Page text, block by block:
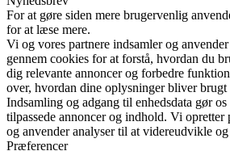
For at gøre siden mere brugervenlig
for at læse mere.
Vi og vores partnere indsamler og
gennem cookies for at forstå, hvordan du
dig relevante annoncer og forbedre
over, hvordan dine oplysninger bliver brugt
Indsamling og adgang til enhedsdata gør
tilpassede annoncer og indhold. Vi
og anvender analyser til at videreudvikle
Præferencer